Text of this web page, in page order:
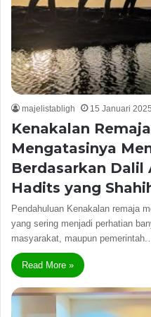
majelistabligh 15 Januari 2025
Kenakalan
Mengatasinya
Berdasarkan Dalil
Hadits yang
Pendahuluan Kenakalan remaja
yang sering menjadi perhatian
masyarakat, maupun pemerintah.…
Read More »